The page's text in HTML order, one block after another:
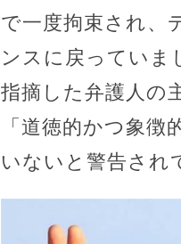
で一度拘束され、
ンスに戻っていま
指摘した弁護人の
「道徳的かつ象
いないと警告され